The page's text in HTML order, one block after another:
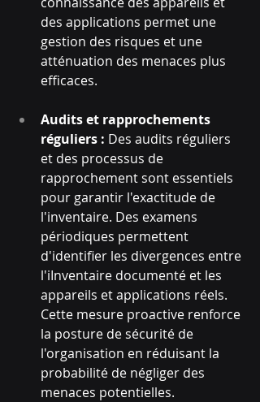
des applications permet une
gestion des risques et une
atténuation des menaces plus
efficaces.
Audits et rapprochements
réguliers : Des audits réguliers
et des processus de
rapprochement sont essentiels
pour garantir l'exactitude de
l'inventaire. Des examens
périodiques permettent
d'identifier les divergences entre
l'iInventaire documenté et les
appareils et applications réels.
Cette mesure proactive renforce
la posture de sécurité de
l'organisation en réduisant la
probabilité de négliger des
menaces potentielles.